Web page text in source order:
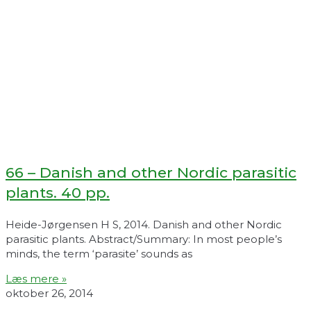
66 – Danish and other Nordic parasitic
plants. 40 pp.
Heide-Jørgensen H S, 2014. Danish and other Nordic
parasitic plants. Abstract/Summary: In most people’s
minds, the term ‘parasite’ sounds as
Læs mere »
oktober 26, 2014